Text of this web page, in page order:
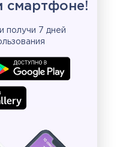
смартфоне!
и получи 7 дней